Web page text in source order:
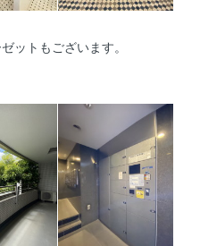
ットもございます。